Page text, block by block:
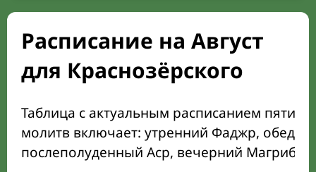
Расписание на Август
для Краснозёрского
Таблица с актуальным расписанием пяти
молитв включает: утренний Фаджр,
послеполуденный Аср, вечерний Магриб